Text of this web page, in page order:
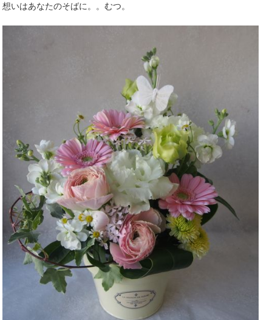
想いはあなたのそばに。。むつ。